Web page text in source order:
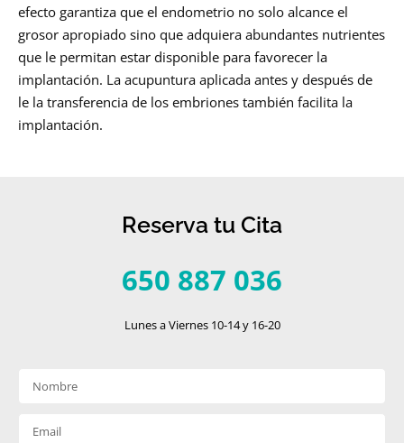
efecto garantiza que el endometrio no solo alcance el
grosor apropiado sino que adquiera abundantes nutrientes
que le permitan estar disponible para favorecer la
implantación. La acupuntura aplicada antes y después de
le la transferencia de los embriones también facilita la
implantación.
Reserva tu Cita
650 887 036
Lunes a Viernes 10-14 y 16-20